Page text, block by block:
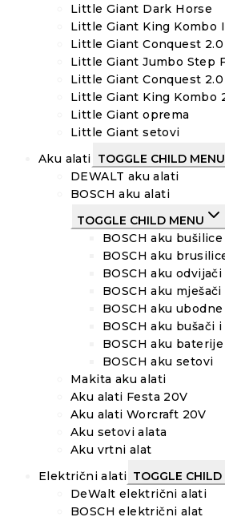
Little Giant Dark Horse
Little Giant King Kombo
Little Giant Conquest
Little Giant Jumbo Step
Little Giant Conquest 2.0
Little Giant King Kombo
Little Giant oprema
Little Giant setovi
Aku alati TOGGLE CHILD MENU
DEWALT aku alati
BOSCH aku alati
TOGGLE CHILD MENU
BOSCH aku bušilice
BOSCH aku
BOSCH aku odvijači
BOSCH aku mješači
BOSCH aku
BOSCH aku bušači
BOSCH aku
BOSCH aku setovi
Makita aku alati
Aku alati Festa 20V
Aku alati Worcraft 20V
Aku setovi alata
Aku vrtni alat
Električni alati TOGGLE CHILD
DeWalt električni alati
BOSCH električni alat